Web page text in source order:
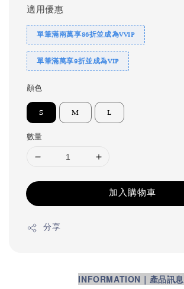
適用優惠
單筆滿兩萬享86折並成為VVIP
單筆滿萬享9折並成為VIP
顏色
S M L
數量
加入購物車
分享
INFORMATION｜產品訊息